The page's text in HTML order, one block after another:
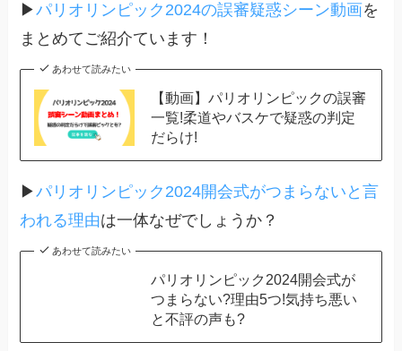
▶パリオリンピック2024の誤審疑惑シーン動画を
まとめてご紹介ています！
あわせて読みたい
【動画】パリオリンピックの誤審
一覧!柔道やバスケで疑惑の判定
だらけ!
▶パリオリンピック2024開会式がつまらないと言
われる理由は一体なぜでしょうか？
あわせて読みたい
パリオリンピック2024開会式が
つまらない?理由5つ!気持ち悪い
と不評の声も?